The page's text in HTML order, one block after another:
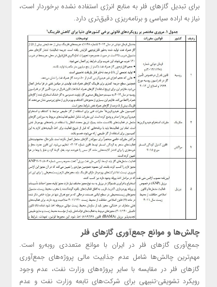
برای تبدیل گازهای فلر به منابع انرژی استفاده نشده برخوردار است،
نیاز به اراده سیاسی و برنامه‌ریزی دقیق‌تری دارد.
چالش‌ها و موانع جمع‌آوری گازهای فلر
جمع‌آوری گازهای فلر در ایران با موانع متعددی روبه‌رو است.
مهم‌ترین چالش‌ها شامل عدم جذابیت مالی پروژه‌های جمع‌آوری
گازهای فلر در مقایسه با سایر پروژه‌های وزارت نفت، عدم وجود
رویکرد تشویقی-تنبیهی برای شرکت‌های تابعه وزارت نفت و عدم